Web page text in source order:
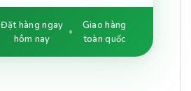
Đặt hàng ngay
hôm nay
Giao hàng
toàn quốc